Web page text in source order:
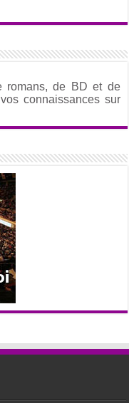
romans, de BD et de
connaissances sur